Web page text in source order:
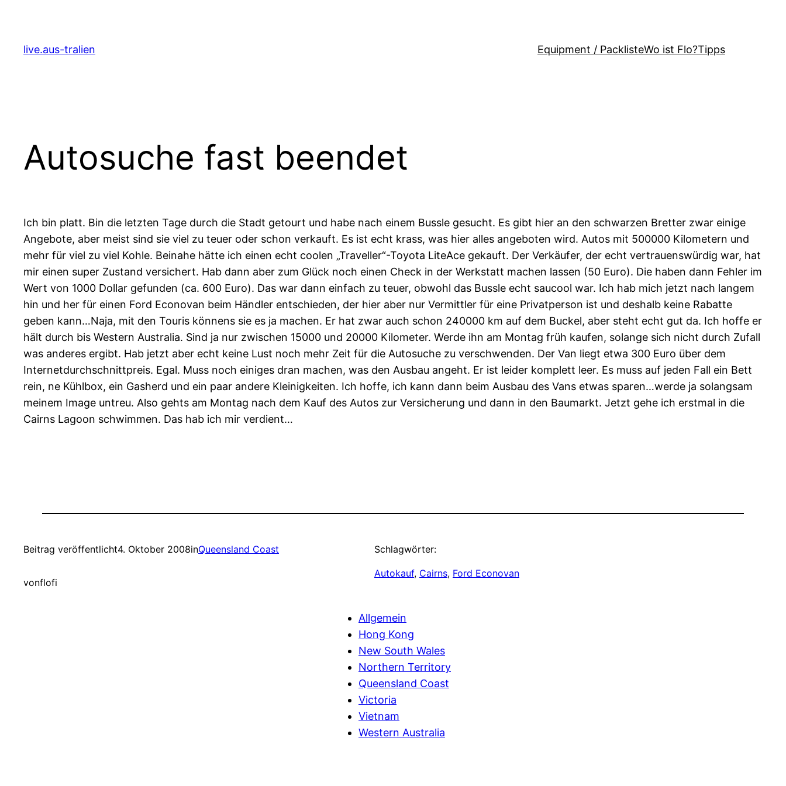
springen
live.aus-tralien Equipment / PacklisteWo ist Flo?Tipps
Autosuche fast beendet
Ich bin platt. Bin die letzten Tage durch die Stadt getourt und habe nach einem Bussle gesucht. Es gibt hier an den schwarzen Bretter zwar einige
Angebote, aber meist sind sie viel zu teuer oder schon verkauft. Es ist echt krass, was hier alles angeboten wird. Autos mit 500000 Kilometern und
mehr für viel zu viel Kohle. Beinahe hätte ich einen echt coolen „Traveller“-Toyota LiteAce gekauft. Der Verkäufer, der echt vertrauenswürdig war, hat
mir einen super Zustand versichert. Hab dann aber zum Glück noch einen Check in der Werkstatt machen lassen (50 Euro). Die haben dann Fehler im
Wert von 1000 Dollar gefunden (ca. 600 Euro). Das war dann einfach zu teuer, obwohl das Bussle echt saucool war. Ich hab mich jetzt nach langem
hin und her für einen Ford Econovan beim Händler entschieden, der hier aber nur Vermittler für eine Privatperson ist und deshalb keine Rabatte
geben kann…Naja, mit den Touris könnens sie es ja machen. Er hat zwar auch schon 240000 km auf dem Buckel, aber steht echt gut da. Ich hoffe er
hält durch bis Western Australia. Sind ja nur zwischen 15000 und 20000 Kilometer. Werde ihn am Montag früh kaufen, solange sich nicht durch Zufall
was anderes ergibt. Hab jetzt aber echt keine Lust noch mehr Zeit für die Autosuche zu verschwenden. Der Van liegt etwa 300 Euro über dem
Internetdurchschnittpreis. Egal. Muss noch einiges dran machen, was den Ausbau angeht. Er ist leider komplett leer. Es muss auf jeden Fall ein Bett
rein, ne Kühlbox, ein Gasherd und ein paar andere Kleinigkeiten. Ich hoffe, ich kann dann beim Ausbau des Vans etwas sparen…werde ja solangsam
meinem Image untreu. Also gehts am Montag nach dem Kauf des Autos zur Versicherung und dann in den Baumarkt. Jetzt gehe ich erstmal in die
Cairns Lagoon schwimmen. Das hab ich mir verdient…
Beitrag veröffentlicht4. Oktober 2008inQueensland Coast
vonflofi
Schlagwörter:
Autokauf, Cairns, Ford Econovan
Allgemein
Hong Kong
New South Wales
Northern Territory
Queensland Coast
Victoria
Vietnam
Western Australia